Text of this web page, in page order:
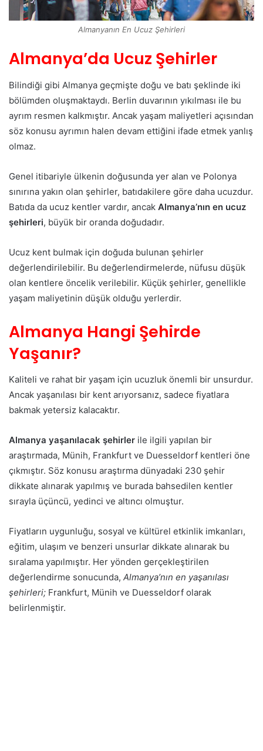
Almanyanın En Ucuz Şehirleri
Almanya’da Ucuz Şehirler
Bilindiği gibi Almanya geçmişte doğu ve batı şeklinde iki
bölümden oluşmaktaydı. Berlin duvarının yıkılması ile bu
ayrım resmen kalkmıştır. Ancak yaşam maliyetleri açısından
söz konusu ayrımın halen devam ettiğini ifade etmek yanlış
olmaz.
Genel itibariyle ülkenin doğusunda yer alan ve Polonya
sınırına yakın olan şehirler, batıdakilere göre daha ucuzdur.
Batıda da ucuz kentler vardır, ancak Almanya’nın en ucuz
şehirleri, büyük bir oranda doğudadır.
Ucuz kent bulmak için doğuda bulunan şehirler
değerlendirilebilir. Bu değerlendirmelerde, nüfusu düşük
olan kentlere öncelik verilebilir. Küçük şehirler, genellikle
yaşam maliyetinin düşük olduğu yerlerdir.
Almanya Hangi Şehirde
Yaşanır?
Kaliteli ve rahat bir yaşam için ucuzluk önemli bir unsurdur.
Ancak yaşanılası bir kent arıyorsanız, sadece fiyatlara
bakmak yetersiz kalacaktır.
Almanya yaşanılacak şehirler ile ilgili yapılan bir
araştırmada, Münih, Frankfurt ve Duesseldorf kentleri öne
çıkmıştır. Söz konusu araştırma dünyadaki 230 şehir
dikkate alınarak yapılmış ve burada bahsedilen kentler
sırayla üçüncü, yedinci ve altıncı olmuştur.
Fiyatların uygunluğu, sosyal ve kültürel etkinlik imkanları,
eğitim, ulaşım ve benzeri unsurlar dikkate alınarak bu
sıralama yapılmıştır. Her yönden gerçekleştirilen
değerlendirme sonucunda, Almanya’nın en yaşanılası
şehirleri; Frankfurt, Münih ve Duesseldorf olarak
belirlenmiştir.